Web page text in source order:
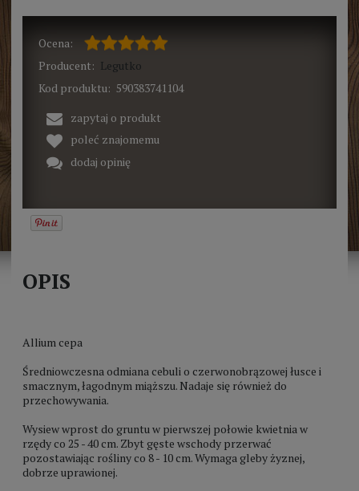
Ocena:
Producent: Legutko
Kod produktu: 590383741104
zapytaj o produkt
poleć znajomemu
dodaj opinię
OPIS
Allium cepa
Średniowczesna odmiana cebuli o czerwonobrązowej łusce i
smacznym, łagodnym miąższu. Nadaje się również do
przechowywania.
Wysiew wprost do gruntu w pierwszej połowie kwietnia w
rzędy co 25 - 40 cm. Zbyt gęste wschody przerwać
pozostawiając rośliny co 8 - 10 cm. Wymaga gleby żyznej,
dobrze uprawionej.